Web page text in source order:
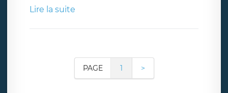
Lire la suite
PAGE 1 >